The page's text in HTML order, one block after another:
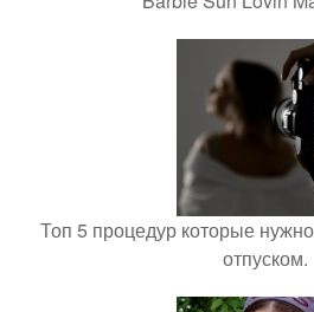
Топ 5 процедур которые
отпуском.